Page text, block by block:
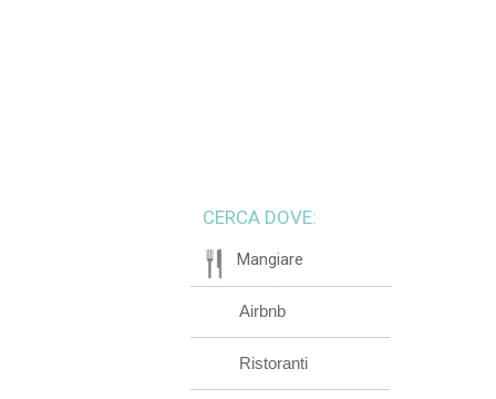
CERCA DOVE:
Mangiare
Airbnb
Ristoranti